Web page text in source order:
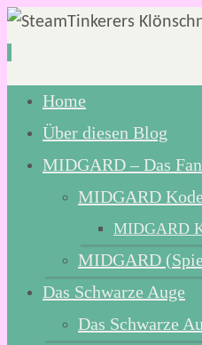
Zum
Inhalt
springen
Home
Über diesen Blog
MIDGARD – Das
MIDGARD
MIDGARD
MIDGARD
Das Schwarze Auge
Das Schwarze